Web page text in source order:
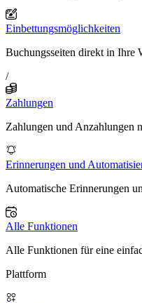
Einbettungsmöglichkeiten
Buchungsseiten direkt in Ihre
/
Zahlungen
Zahlungen und Anzahlungen
Erinnerungen und
Automatische Erinnerungen
Alle Funktionen
Alle Funktionen für eine
Plattform